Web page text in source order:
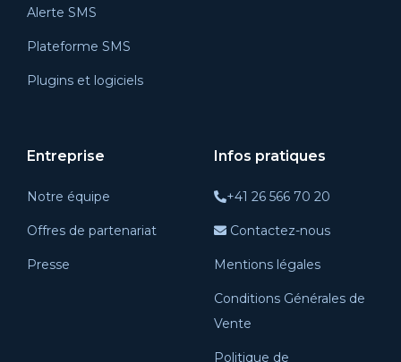
Alerte SMS
Plateforme SMS
Plugins et logiciels
Entreprise
Notre équipe
Offres de partenariat
Presse
Infos pratiques
+41 26 566 70 20
Contactez-nous
Mentions légales
Conditions Générales de
Vente
Politique de